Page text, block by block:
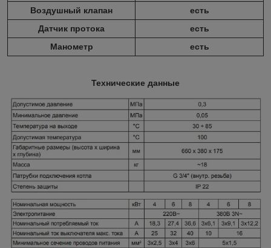
Воздушный клапан
есть
Датчик протока
есть
Манометр
есть
Технические данные